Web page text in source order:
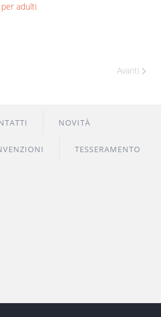
adulti
Avanti
NOVITÀ
TESSERAMENTO